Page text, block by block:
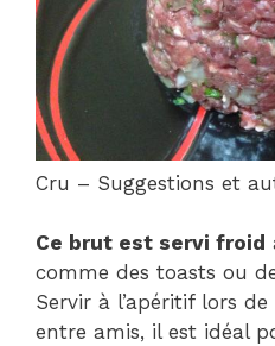
Cru – Suggestions et
Ce brut est servi froid
comme des toasts ou
Servir à l’apéritif lors
entre amis, il est idéal